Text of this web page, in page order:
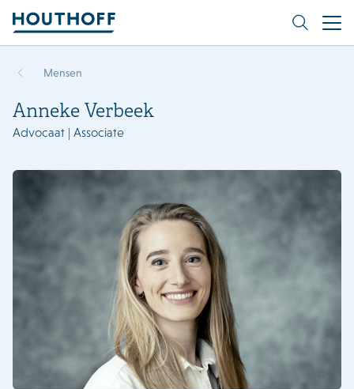
Mensen
Anneke Verbeek
Advocaat | Associate